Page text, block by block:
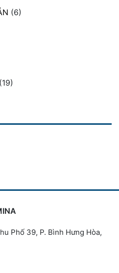
(6)
(19)
Phố 39, P. Bình Hưng Hòa,